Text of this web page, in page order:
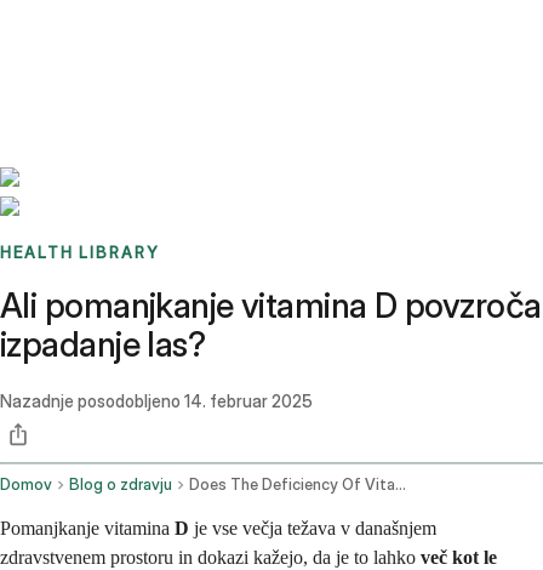
HEALTH LIBRARY
Ali pomanjkanje vitamina D povzroča
izpadanje las?
Nazadnje posodobljeno 14. februar 2025
Domov Blog o zdravju Does The Deficiency Of Vitamin D Cause Hair Loss
Pomanjkanje vitamina D je vse večja težava v današnjem
zdravstvenem prostoru in dokazi kažejo, da je to lahko več kot le